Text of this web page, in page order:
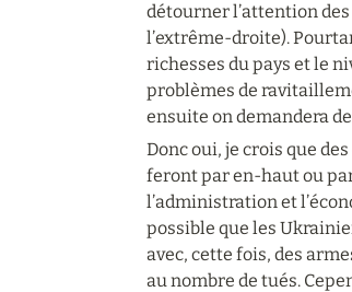
détourner l’attention
l’extrême-droite).
richesses du pays et le
problèmes de
ensuite on demandera
Donc oui, je crois que
feront par en-haut ou
l’administration et
possible que les
avec, cette fois, des
au nombre de tués.